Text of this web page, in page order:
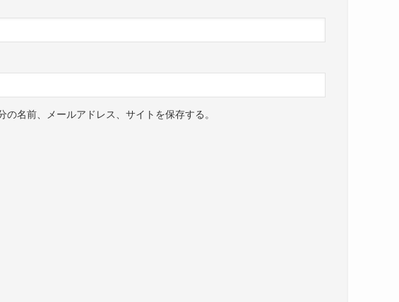
名前、メールアドレス、サイトを保存する。